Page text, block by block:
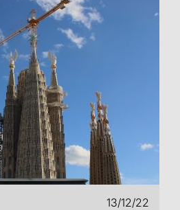
13/12/22